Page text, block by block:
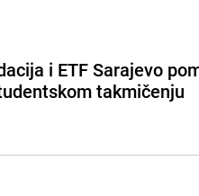
i ETF Sarajevo
takmičenju